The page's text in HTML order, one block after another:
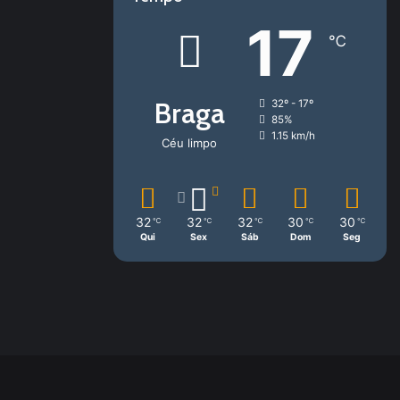
Braga
Céu limpo
17 ℃
32º - 17º
85%
1.15 km/h
32 ℃
Qui
32 ℃
Sex
32 ℃
Sáb
30 ℃
Dom
30 ℃
Seg